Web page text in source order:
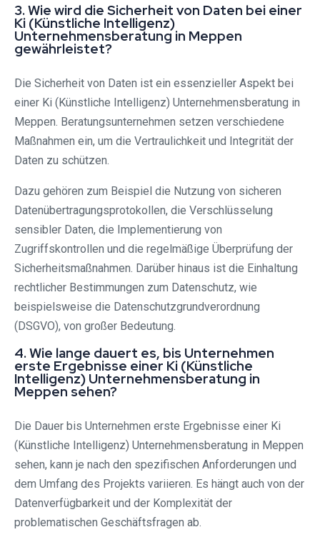
3. Wie wird die Sicherheit von Daten bei einer
Ki (Künstliche Intelligenz)
Unternehmensberatung in Meppen
gewährleistet?
Die Sicherheit von Daten ist ein essenzieller Aspekt bei
einer Ki (Künstliche Intelligenz) Unternehmensberatung in
Meppen. Beratungsunternehmen setzen verschiedene
Maßnahmen ein, um die Vertraulichkeit und Integrität der
Daten zu schützen.
Dazu gehören zum Beispiel die Nutzung von sicheren
Datenübertragungsprotokollen, die Verschlüsselung
sensibler Daten, die Implementierung von
Zugriffskontrollen und die regelmäßige Überprüfung der
Sicherheitsmaßnahmen. Darüber hinaus ist die Einhaltung
rechtlicher Bestimmungen zum Datenschutz, wie
beispielsweise die Datenschutzgrundverordnung
(DSGVO), von großer Bedeutung.
4. Wie lange dauert es, bis Unternehmen
erste Ergebnisse einer Ki (Künstliche
Intelligenz) Unternehmensberatung in
Meppen sehen?
Die Dauer bis Unternehmen erste Ergebnisse einer Ki
(Künstliche Intelligenz) Unternehmensberatung in Meppen
sehen, kann je nach den spezifischen Anforderungen und
dem Umfang des Projekts variieren. Es hängt auch von der
Datenverfügbarkeit und der Komplexität der
problematischen Geschäftsfragen ab.